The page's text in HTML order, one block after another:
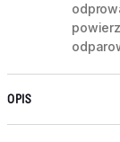
OPIS